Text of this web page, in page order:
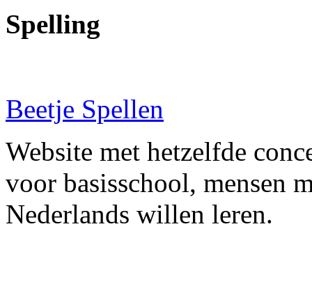
Spelling
Beetje Spellen
Website met hetzelfde
voor basisschool, mensen
Nederlands willen leren.